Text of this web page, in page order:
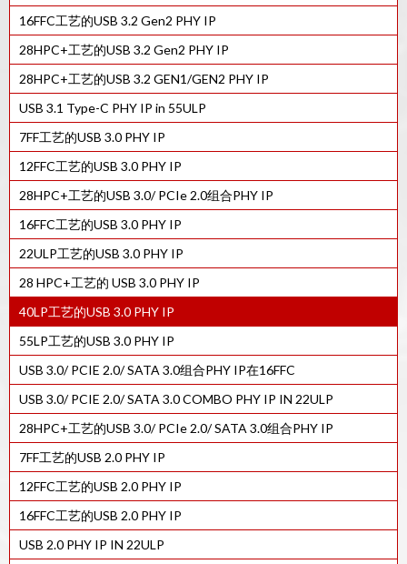
16FFC工艺的USB 3.2 Gen2 PHY IP
28HPC+工艺的USB 3.2 Gen2 PHY IP
28HPC+工艺的USB 3.2 GEN1/GEN2 PHY IP
USB 3.1 Type-C PHY IP in 55ULP
7FF工艺的USB 3.0 PHY IP
12FFC工艺的USB 3.0 PHY IP
28HPC+工艺的USB 3.0/ PCIe 2.0组合PHY IP
16FFC工艺的USB 3.0 PHY IP
22ULP工艺的USB 3.0 PHY IP
28 HPC+工艺的 USB 3.0 PHY IP
40LP工艺的USB 3.0 PHY IP
55LP工艺的USB 3.0 PHY IP
USB 3.0/ PCIE 2.0/ SATA 3.0组合PHY IP在16FFC
USB 3.0/ PCIE 2.0/ SATA 3.0 COMBO PHY IP IN 22ULP
28HPC+工艺的USB 3.0/ PCIe 2.0/ SATA 3.0组合PHY IP
7FF工艺的USB 2.0 PHY IP
12FFC工艺的USB 2.0 PHY IP
16FFC工艺的USB 2.0 PHY IP
USB 2.0 PHY IP IN 22ULP